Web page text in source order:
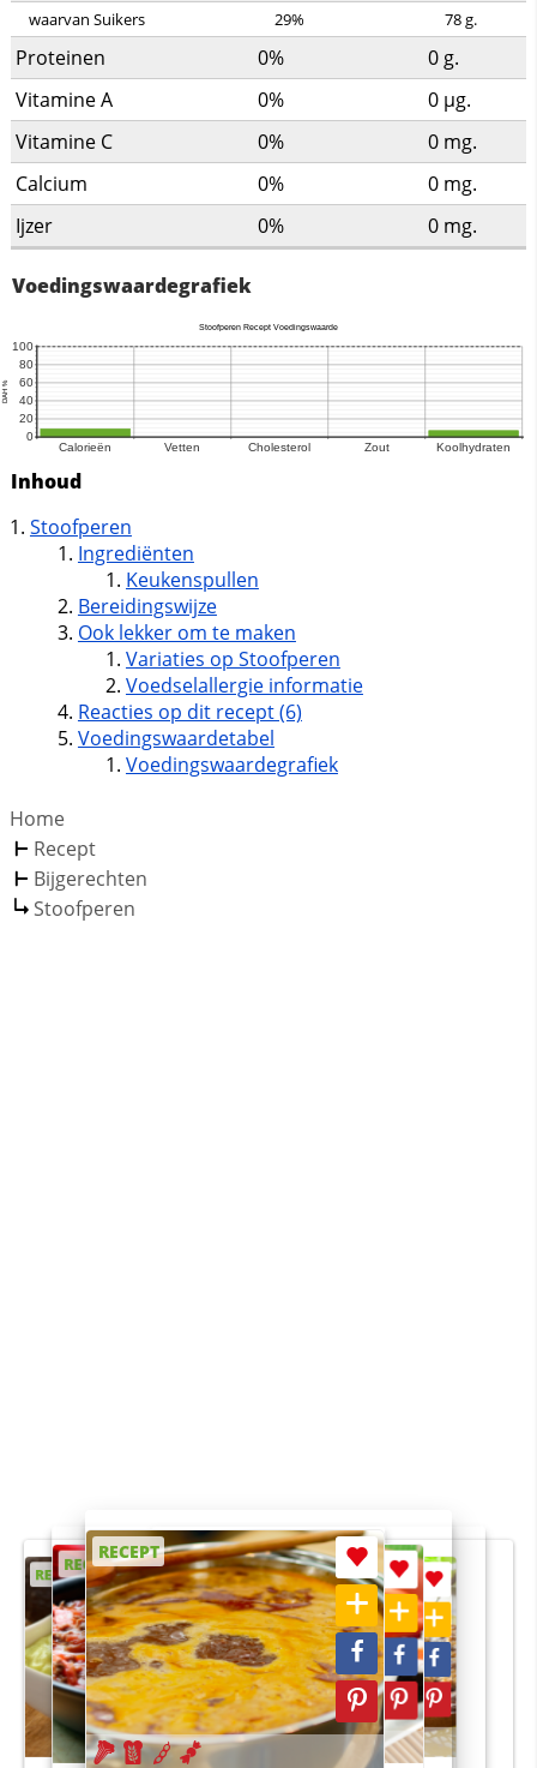
waarvan Suikers 29% 78g.
Proteinen 0% 0 g.
Vitamine A
0% 0 µg.
Vitamine C
0% 0 mg.
Calcium
0% 0 mg.
Ijzer
0% 0 mg.
Voedingswaardegrafiek
Inhoud
Stoofperen
Ingrediënten
Keukenspullen
Bereidingswijze
Ook lekker om te maken
Variaties op Stoofperen
Voedselallergie informatie
Reacties op dit recept (6)
Voedingswaardetabel
Voedingswaardegrafiek
Home
Recept
Bijgerechten
Stoofperen
RECEPT
RECEPT
RECEPT
RECEPT
RECEPT